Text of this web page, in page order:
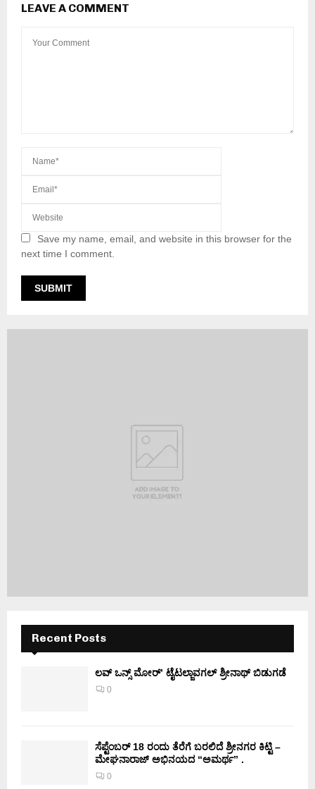
LEAVE A COMMENT
Save my name, email, and website in this browser for the
next time I comment.
Recent Posts
ಲವ್ ಒನ್ಸ್ ಮೋರ್’ ಟೈಟಲ್ಜಾವಗಲ್ ಶ್ರೀನಾಥ್ ಬಿಡುಗಡೆ
0
ಸೆಪ್ಟೆಂಬರ್ 18 ರಂದು ತೆರೆಗೆ ಬರಲಿದೆ ಶ್ರೀನಗರ ಕಿಟ್ಟಿ –
ಮೇಘನಾರಾಜ್ ಅಭಿನಯದ “ಅಮರ್ಥ” .
0